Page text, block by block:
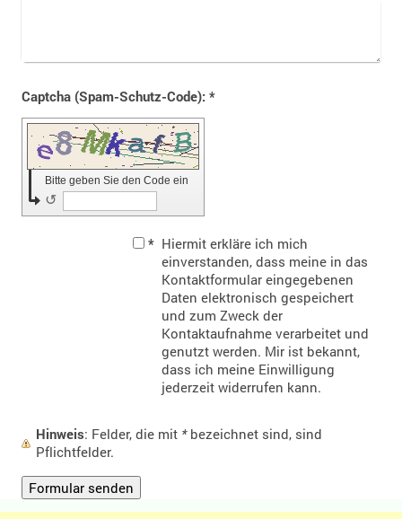
Captcha (Spam-Schutz-Code): *
Bitte geben Sie den Code ein
↺
* Hiermit erkläre ich mich
einverstanden, dass meine in das
Kontaktformular eingegebenen
Daten elektronisch gespeichert
und zum Zweck der
Kontaktaufnahme verarbeitet und
genutzt werden. Mir ist bekannt,
dass ich meine Einwilligung
jederzeit widerrufen kann.
Hinweis : Felder, die mit *bezeichnet sind, sind
Pflichtfelder.